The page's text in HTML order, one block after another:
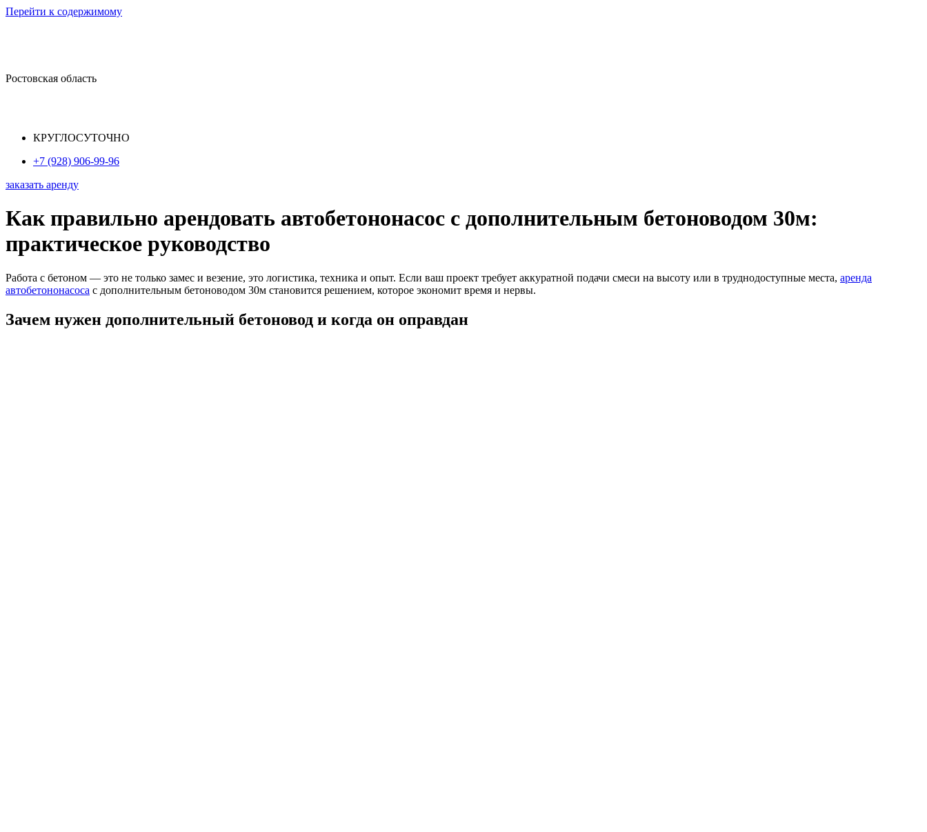
Перейти к содержимому
Ростовская область
КРУГЛОСУТОЧНО
+7 (928) 906-99-96
заказать аренду
Как правильно арендовать автобетононасос с дополнительным бетоноводом 30м:
практическое руководство
Работа с бетоном — это не только замес и везение, это логистика, техника и опыт. Если ваш проект требует аккуратной подачи смеси на высоту или в труднодоступные места, аренда
автобетононасоса с дополнительным бетоноводом 30м становится решением, которое экономит время и нервы.
Зачем нужен дополнительный бетоновод и когда он оправдан